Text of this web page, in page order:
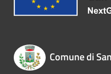
Comune di